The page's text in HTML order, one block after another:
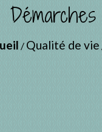
Démarches
/ Qualité de vie